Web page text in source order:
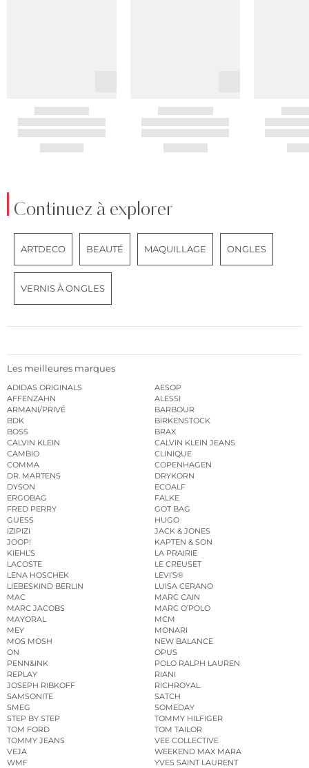
Continuez à explorer
ARTDECO BEAUTÉ MAQUILLAGE ONGLES
VERNIS À ONGLES
Les meilleures marques
ADIDAS ORIGINALS
AESOP
AFFENZAHN
ALESSI
ARMANI/PRIVÉ
BARBOUR
BDK
BIRKENSTOCK
BOSS
BRAX
CALVIN KLEIN
CALVIN KLEIN JEANS
CAMBIO
CLINIQUE
COMMA
COPENHAGEN
DR. MARTENS
DRYKORN
DYSON
ECOALF
ERGOBAG
FALKE
FRED PERRY
GOT BAG
GUESS
HUGO
IZIPIZI
JACK & JONES
JOOP!
KAPTEN & SON
KIEHL’S
LA PRAIRIE
LACOSTE
LE CREUSET
LENA HOSCHEK
LEVI’S®
LIEBESKIND BERLIN
LUISA CERANO
MAC
MARC CAIN
MARC JACOBS
MARC O’POLO
MAYORAL
MCM
MEY
MONARI
MOS MOSH
NEW BALANCE
ON
OPUS
PENN&INK
POLO RALPH LAUREN
REPLAY
RIANI
JOSEPH RIBKOFF
RICHROYAL
SAMSONITE
SATCH
SMEG
SOMEDAY
STEP BY STEP
TOMMY HILFIGER
TOM FORD
TOM TAILOR
TOMMY JEANS
VEE COLLECTIVE
VEJA
WEEKEND MAX MARA
WMF
YVES SAINT LAURENT